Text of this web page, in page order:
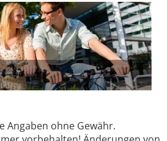
Angaben ohne Gewähr.